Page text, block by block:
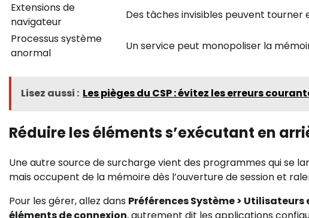
Extensions de
navigateur
Des tâches invisibles peuvent tourner
Processus système
anormal
Un service peut monopoliser la
Lisez aussi : Les pièges du CSP : évitez les erreurs
Réduire les éléments s’exécutant en
Une autre source de surcharge vient des programmes qui se
mais occupent de la mémoire dès l’ouverture de session et
Pour les gérer, allez dans Préférences Système > Utilisateurs